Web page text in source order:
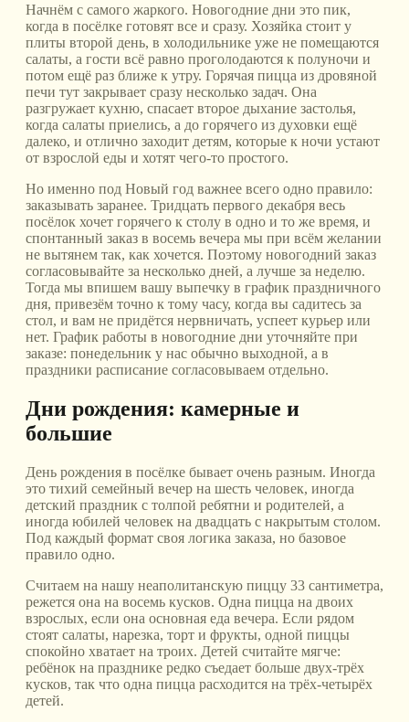
Начнём с самого жаркого. Новогодние дни это пик,
когда в посёлке готовят все и сразу. Хозяйка стоит у
плиты второй день, в холодильнике уже не помещаются
салаты, а гости всё равно проголодаются к полуночи и
потом ещё раз ближе к утру. Горячая пицца из дровяной
печи тут закрывает сразу несколько задач. Она
разгружает кухню, спасает второе дыхание застолья,
когда салаты приелись, а до горячего из духовки ещё
далеко, и отлично заходит детям, которые к ночи устают
от взрослой еды и хотят чего-то простого.
Но именно под Новый год важнее всего одно правило:
заказывать заранее. Тридцать первого декабря весь
посёлок хочет горячего к столу в одно и то же время, и
спонтанный заказ в восемь вечера мы при всём желании
не вытянем так, как хочется. Поэтому новогодний заказ
согласовывайте за несколько дней, а лучше за неделю.
Тогда мы впишем вашу выпечку в график праздничного
дня, привезём точно к тому часу, когда вы садитесь за
стол, и вам не придётся нервничать, успеет курьер или
нет. График работы в новогодние дни уточняйте при
заказе: понедельник у нас обычно выходной, а в
праздники расписание согласовываем отдельно.
Дни рождения: камерные и
большие
День рождения в посёлке бывает очень разным. Иногда
это тихий семейный вечер на шесть человек, иногда
детский праздник с толпой ребятни и родителей, а
иногда юбилей человек на двадцать с накрытым столом.
Под каждый формат своя логика заказа, но базовое
правило одно.
Считаем на нашу неаполитанскую пиццу 33 сантиметра,
режется она на восемь кусков. Одна пицца на двоих
взрослых, если она основная еда вечера. Если рядом
стоят салаты, нарезка, торт и фрукты, одной пиццы
спокойно хватает на троих. Детей считайте мягче:
ребёнок на празднике редко съедает больше двух-трёх
кусков, так что одна пицца расходится на трёх-четырёх
детей.